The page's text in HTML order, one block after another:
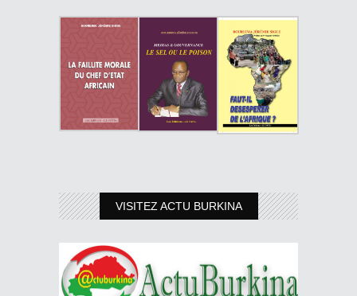
VISITEZ ACTU BURKINA